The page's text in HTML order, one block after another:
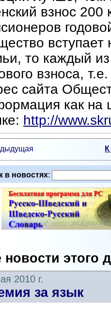
взнос 200
вступает
то каждый из
взноса,
сайта
как на
http://
в новостях:
новости этого
2010 г.
за язык